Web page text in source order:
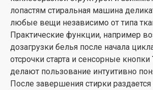
лопастям стиральная машина
любые вещи независимо от типа
Практические функции, например
дозагрузки белья после начала
отсрочки старта и сенсорные кнопки
делают пользование интуитивно
После завершения стирки раздается